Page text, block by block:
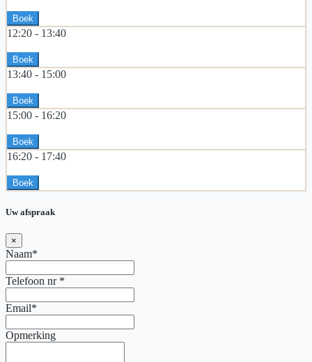
Boek
12:20 - 13:40
Boek
13:40 - 15:00
Boek
15:00 - 16:20
Boek
16:20 - 17:40
Boek
Uw afspraak
×
Naam*
Telefoon nr *
Email*
Opmerking